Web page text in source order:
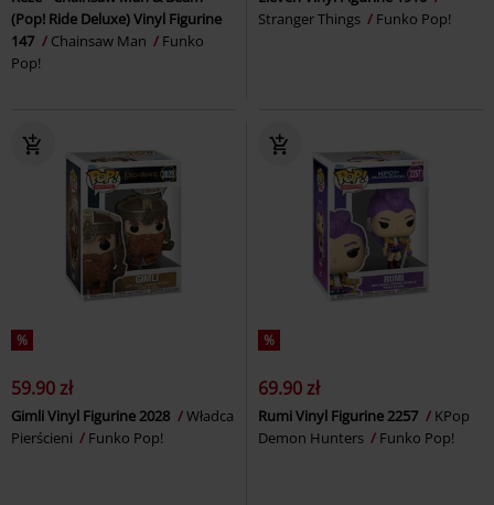
(Pop! Ride Deluxe) Vinyl Figurine
147
Chainsaw Man
Funko
Pop!
Stranger Things
Funko Pop!
%
59.90 zł
Gimli Vinyl Figurine 2028
Władca
Pierścieni
Funko Pop!
%
69.90 zł
Rumi Vinyl Figurine 2257
KPop
Demon Hunters
Funko Pop!